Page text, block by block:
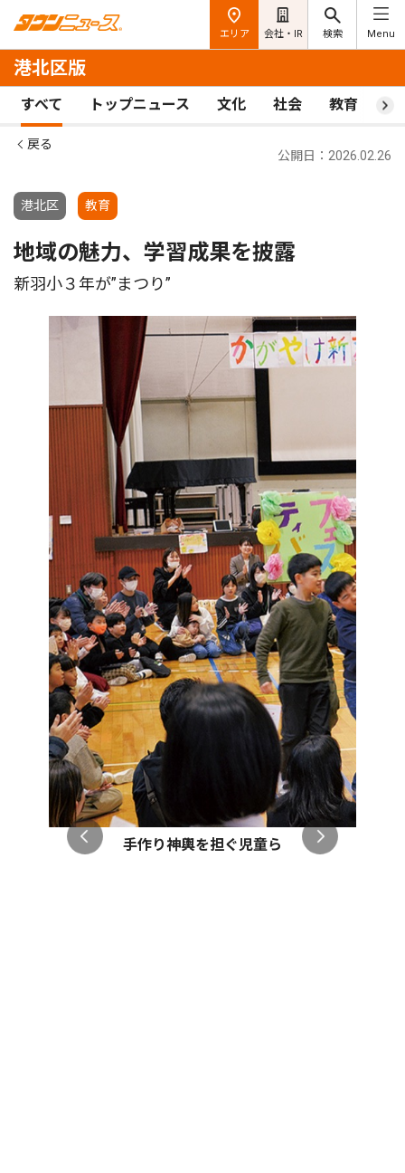
エリア 会社・IR 検索 Menu
港北区版
すべて トップニュース 文化 社会 教育 ス
戻る
港北区 教育
公開日：2026.02.26
地域の魅力、学習成果を披露
新羽小３年が”まつり”
手作り神輿を担ぐ児童ら